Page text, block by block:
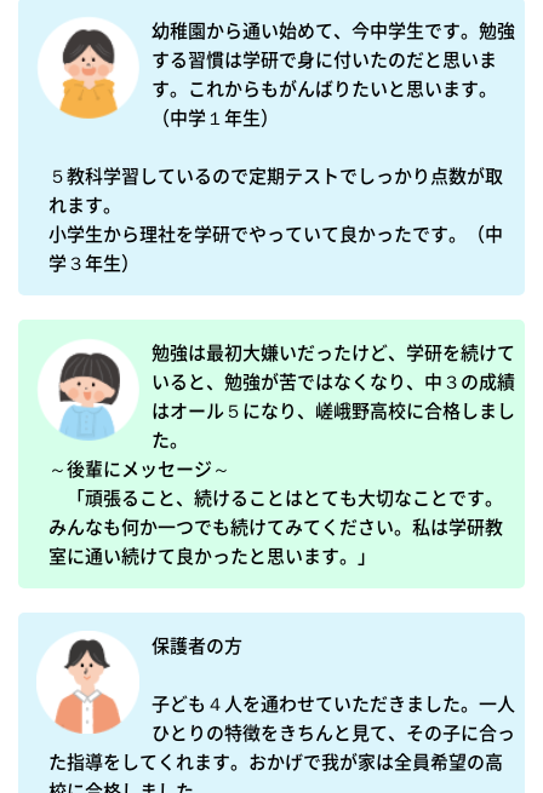
幼稚園から通い始めて、今中学生です。勉強
する習慣は学研で身に付いたのだと思いま
す。これからもがんばりたいと思います。
（中学１年生）
５教科学習しているので定期テストでしっかり点数が取
れます。
小学生から理社を学研でやっていて良かったです。（中
学３年生）
勉強は最初大嫌いだったけど、学研を続けて
いると、勉強が苦ではなくなり、中３の成績
はオール５になり、嵯峨野高校に合格しまし
た。
～後輩にメッセージ～
「頑張ること、続けることはとても大切なことです。
みんなも何か一つでも続けてみてください。私は学研教
保護者の方
子ども４人を通わせていただきました。一人
ひとりの特徴をきちんと見て、その子に合っ
た指導をしてくれます。おかげで我が家は全員希望の高